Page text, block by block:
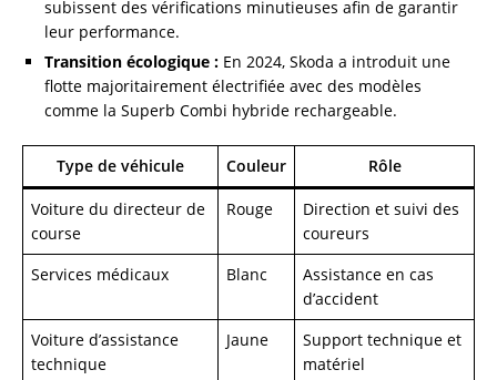
subissent des vérifications minutieuses afin de garantir
leur performance.
Transition écologique : En 2024, Skoda a introduit une
flotte majoritairement électrifiée avec des modèles
comme la Superb Combi hybride rechargeable.
Type de véhicule Couleur Rôle
Voiture du directeur de
course
Rouge
Direction et suivi des
coureurs
Services médicaux
Blanc
Assistance en cas
d’accident
Voiture d’assistance
technique
Jaune
Support technique et
matériel